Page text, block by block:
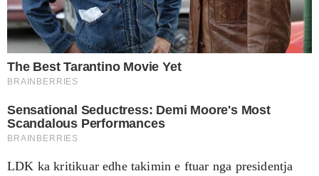
LDK ka kritikuar edhe takimin e ftuar nga presidentja